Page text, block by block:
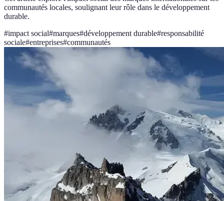
communautés locales, soulignant leur rôle dans le développement
durable.
#impact social#marques#développement durable#responsabilité
sociale#entreprises#communautés